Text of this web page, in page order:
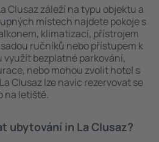
Clusaz záleží na typu objektu a
místech najdete pokoje s
klimatizací, přístrojem
ručníků nebo přístupem k
bezplatné parkování,
nebo mohou zvolit hotel s
Clusaz lze navíc rezervovat se
na letiště.
ubytování in La Clusaz?